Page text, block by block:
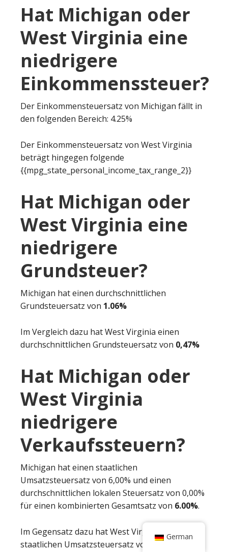
Hat Michigan oder
West Virginia eine
niedrigere
Einkommenssteuer?
Der Einkommensteuersatz von Michigan fällt in
den folgenden Bereich: 4.25%
Der Einkommensteuersatz von West Virginia
beträgt hingegen folgende
{{mpg_state_personal_income_tax_range_2}}
Hat Michigan oder
West Virginia eine
niedrigere
Grundsteuer?
Michigan hat einen durchschnittlichen
Grundsteuersatz von 1.06%
Im Vergleich dazu hat West Virginia einen
durchschnittlichen Grundsteuersatz von 0,47%
Hat Michigan oder
West Virginia
niedrigere
Verkaufssteuern?
Michigan hat einen staatlichen
Umsatzsteuersatz von 6,00% und einen
durchschnittlichen lokalen Steuersatz von 0,00%
für einen kombinierten Gesamtsatz von 6.00%.
Im Gegensatz dazu hat West Virginia einen
staatlichen Umsatzsteuersatz von 6,00% und
German